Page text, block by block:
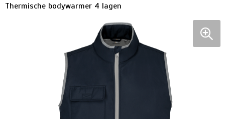
Thermische bodywarmer 4 lagen